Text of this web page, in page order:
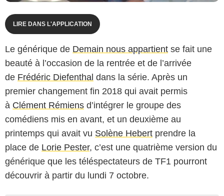
LIRE DANS L'APPLICATION
Le générique de Demain nous appartient se fait une
beauté à l’occasion de la rentrée et de l’arrivée
de Frédéric Diefenthal dans la série. Après un
premier changement fin 2018 qui avait permis
à Clément Rémiens d’intégrer le groupe des
comédiens mis en avant, et un deuxième au
printemps qui avait vu Solène Hebert prendre la
place de Lorie Pester, c’est une quatrième version du
générique que les téléspectateurs de TF1 pourront
découvrir à partir du lundi 7 octobre.